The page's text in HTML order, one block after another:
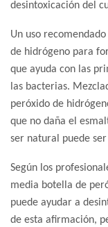
desintoxicación del
Un uso
de hidrógeno para
que ayuda con las
las bacterias.
peróxido de
que no daña el
ser natural puede
Según los
media botella de
puede ayudar a
de esta afirmación,